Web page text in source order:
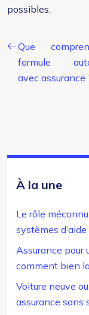
possibles.
Que
formule
avec assurance
À la une
Le rôle
systèmes
Assurance pour
comment bien
Voiture neuve
assurance sans